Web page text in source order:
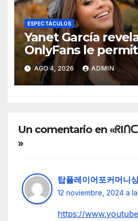
ESPECTACULOS
Yanet García
OnlyFans le
un departamento
Manhattan
AGO 4, 2026 ADMIN
Un comentario en
»
탑플레이어포커머니
12 noviembre, 2024 a
https://